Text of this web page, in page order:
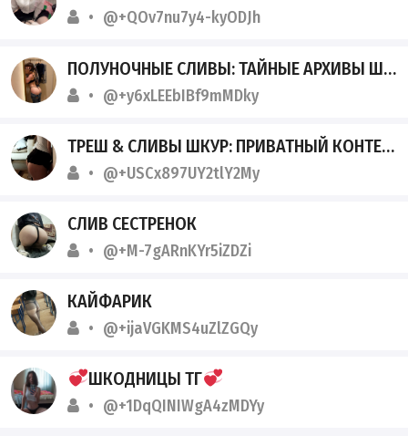
@+QOv7nu7y4-kyODJh
ПОЛУНОЧНЫЕ СЛИВЫ: ТАЙНЫЕ АРХИВЫ ШКУР
@+y6xLEEbIBf9mMDky
ТРЕШ & СЛИВЫ ШКУР: ПРИВАТНЫЙ КОНТЕНТ
@+USCx897UY2tlY2My
СЛИВ СЕСТРЕНОК
@+M-7gARnKYr5iZDZi
КАЙФАРИК
@+ijaVGKMS4uZlZGQy
ШКОДНИЦЫ ТГ
@+1DqQINIWgA4zMDYy